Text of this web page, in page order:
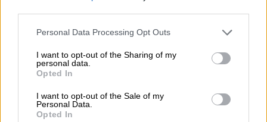
Please note that this website/app uses one or more Google
not limited to your visit or usage behaviour. You may click to
grant or deny consent to Google and its third-party tags to
use your data for below specified purposes in below Google
consent section.
Personal Data Processing Opt Outs
I want to opt-out of the Sharing of my
personal data.
Opted In
I want to opt-out of the Sale of my
Personal Data.
Opted In
Η Στέισι Ρέκτορ, γενική διευθύντρια
οργάνωσης που εναντιώνεται στη θανατική
to the Death Penalty (TADP), σχολίασε ότι
αυτή η«αποτυχημένη προσπάθεια εκτέλεσης
ήταν τρομακτική»αλλά δεν «εξέπληξε»
κανέναν.